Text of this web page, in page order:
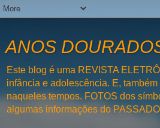
ANOS
Este blog é uma REVISTA
infância e adolescência. E,
naqueles tempos. FOTOS dos
algumas informações do